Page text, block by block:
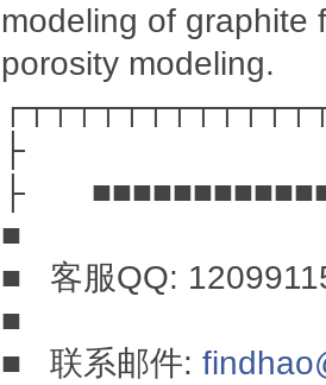
modeling of graphite
porosity modeling.
├
├
■
■ 客服QQ:
■
■ 联系邮件: